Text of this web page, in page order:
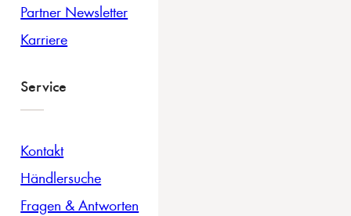
Partner Newsletter
Karriere
Service
Kontakt
Händlersuche
Fragen & Antworten